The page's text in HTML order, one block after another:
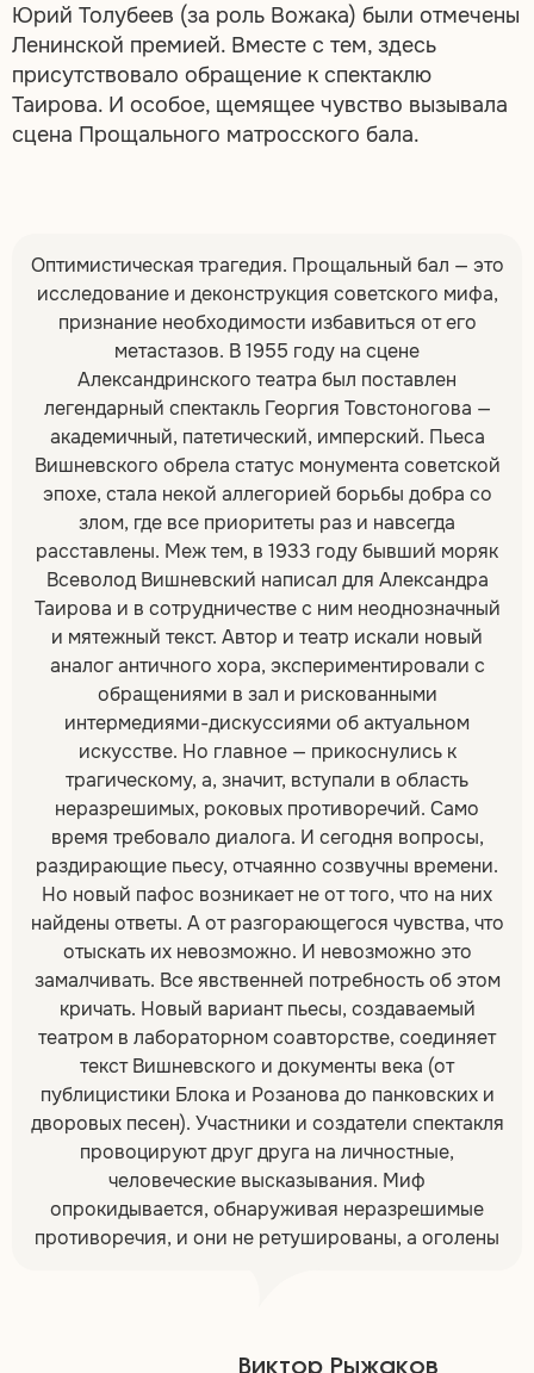
Юрий Толубеев (за роль Вожака) были отмечены
Ленинской премией. Вместе с тем, здесь
присутствовало обращение к спектаклю
Таирова. И особое, щемящее чувство вызывала
сцена Прощального матросского бала.
Виктор Рыжаков
Оптимистическая трагедия. Прощальный бал — это
исследование и деконструкция советского мифа,
признание необходимости избавиться от его
метастазов. В 1955 году на сцене
Александринского театра был поставлен
легендарный спектакль Георгия Товстоногова —
академичный, патетический, имперский. Пьеса
Вишневского обрела статус монумента советской
эпохе, стала некой аллегорией борьбы добра со
злом, где все приоритеты раз и навсегда
расставлены. Меж тем, в 1933 году бывший моряк
Всеволод Вишневский написал для Александра
Таирова и в сотрудничестве с ним неоднозначный
и мятежный текст. Автор и театр искали новый
аналог античного хора, экспериментировали с
обращениями в зал и рискованными
интермедиями-дискуссиями об актуальном
искусстве. Но главное — прикоснулись к
трагическому, а, значит, вступали в область
неразрешимых, роковых противоречий. Само
время требовало диалога. И сегодня вопросы,
раздирающие пьесу, отчаянно созвучны времени.
Но новый пафос возникает не от того, что на них
найдены ответы. А от разгорающегося чувства, что
отыскать их невозможно. И невозможно это
замалчивать. Все явственней потребность об этом
кричать. Новый вариант пьесы, создаваемый
театром в лабораторном соавторстве, соединяет
текст Вишневского и документы века (от
публицистики Блока и Розанова до панковских и
дворовых песен). Участники и создатели спектакля
провоцируют друг друга на личностные,
человеческие высказывания. Миф
опрокидывается, обнаруживая неразрешимые
противоречия, и они не ретушированы, а оголены